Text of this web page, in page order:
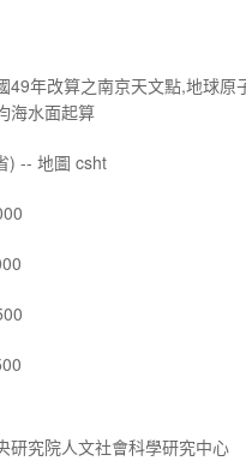
49年改算之南京天文點,地球原
海水面起算
) -- 地圖 csht
研究院人文社會科學研究中心